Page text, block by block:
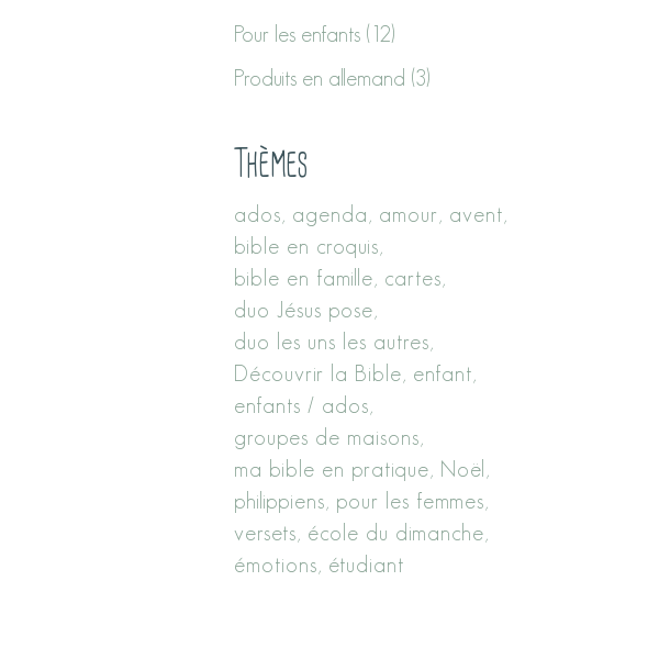
Pour les enfants (12)
Produits en allemand (3)
Thèmes
ados agenda amour avent
bible en croquis
bible en famille cartes
duo Jésus pose
duo les uns les autres
Découvrir la Bible enfant
enfants / ados
groupes de maisons
ma bible en pratique Noël
philippiens pour les femmes
versets école du dimanche
émotions étudiant